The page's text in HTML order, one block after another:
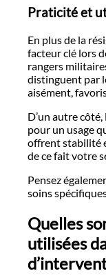
Praticité et
En plus de la
facteur clé lors
rangers
distinguent par
aisément,
D’un autre
pour un usage
offrent stabilité
de ce fait votre
Pensez
soins
Quelles
utilisées